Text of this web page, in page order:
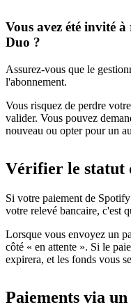
Vous avez été invité
Duo ?
Assurez-vous que le
l'abonnement.
Vous risquez de perdre
valider. Vous pouvez
nouveau ou opter pour un
Vérifier le statut
Si votre paiement de
votre relevé bancaire, c'est
Lorsque vous envoyez un
côté « en attente ». Si le
expirera, et les fonds vous
Paiements via